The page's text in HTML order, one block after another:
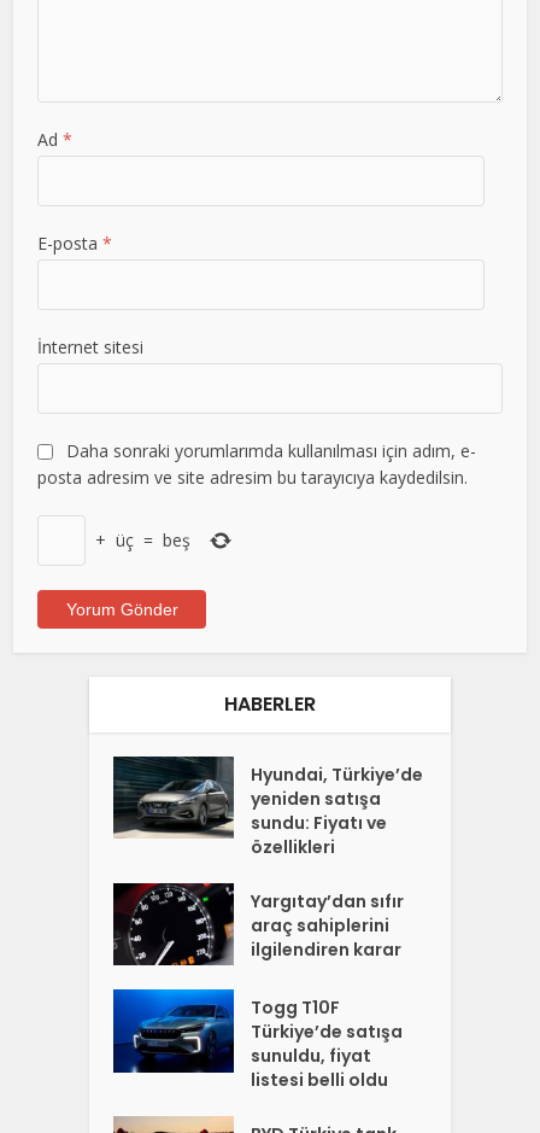
Ad*
E-posta*
İnternet sitesi
Daha sonraki yorumlarımda kullanılması için adım, e-
posta adresim ve site adresim bu tarayıcıya kaydedilsin.
+ üç = beş
HABERLER
Hyundai, Türkiye’de
yeniden satışa
sundu: Fiyatı ve
özellikleri
Yargıtay’dan sıfır
araç sahiplerini
ilgilendiren karar
Togg T10F
Türkiye’de satışa
sunuldu, fiyat
listesi belli oldu